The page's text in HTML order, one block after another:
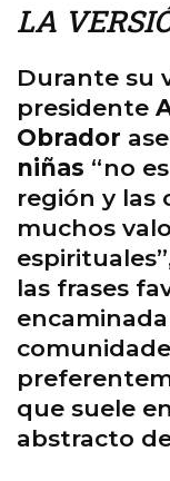
LA
Durante su
presidente
Obrador
niñas “no
región y las
muchos
las frases
que suele
abstracto